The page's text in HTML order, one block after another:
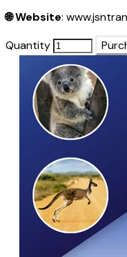
🌐 Website:
Quantity